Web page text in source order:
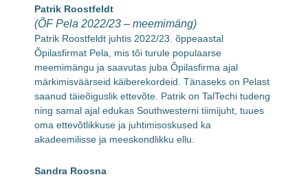
Patrik Roostfeldt
(ÕF Pela 2022/23 – meemimäng)
Patrik Roostfeldt juhtis 2022/23. õppeaastal
Õpilasfirmat Pela, mis tõi turule populaarse
meemimängu ja saavutas juba Õpilasfirma ajal
märkimisväärseid käiberekordeid. Tänaseks on Pelast
saanud täieõiguslik ettevõte. Patrik on TalTechi tudeng
ning samal ajal edukas Southwesterni tiimijuht, tuues
oma ettevõtlikkuse ja juhtimisoskused ka
akadeemilisse ja meeskondlikku ellu.
Sandra Roosna